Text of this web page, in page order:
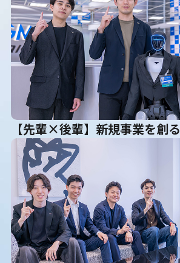
【先輩×後輩】新規事業を創る